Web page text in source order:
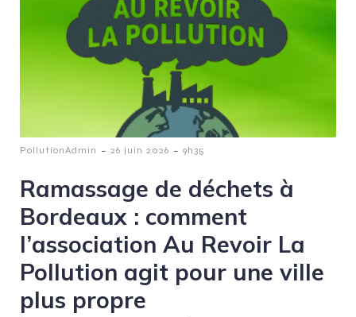
PollutionAdmin - 26 juin 2026 - 9h35
Ramassage de déchets à
Bordeaux : comment
l’association Au Revoir La
Pollution agit pour une ville
plus propre